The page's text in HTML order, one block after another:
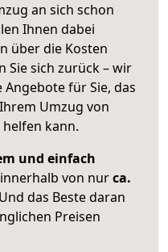
an sich schon
Ihnen dabei
über die Kosten
Sie sich zurück – wir
für Sie, das
Umzug von
kann.
und einfach
von nurca.
das Beste daran
Preisen